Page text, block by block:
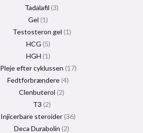
Tadalafil 3
Gel 1
Testosteron gel 1
HCG 5
HGH 1
Pleje efter cyklussen 17
Fedtforbrændere 4
Clenbuterol 2
T3 2
Injicerbare steroider 36
Deca Durabolin 2